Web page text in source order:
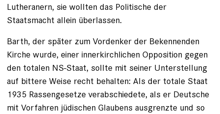
Lutheranern, sie wollten das Politische der
Staatsmacht allein überlassen.
Barth, der später zum Vordenker der Bekennenden
Kirche wurde, einer innerkirchlichen Opposition gegen
den totalen NS-Staat, sollte mit seiner Unterstellung
auf bittere Weise recht behalten: Als der totale Staat
1935 Rassengesetze verabschiedete, als er Deutsche
mit Vorfahren jüdischen Glaubens ausgrenzte und so